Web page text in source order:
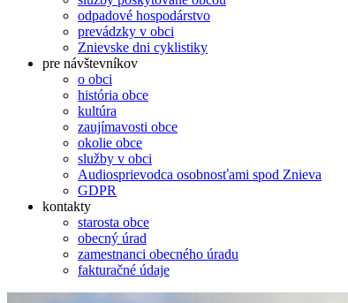
odpadové hospodárstvo
prevádzky v obci
Znievske dni cyklistiky
pre návštevníkov
o obci
história obce
kultúra
zaujímavosti obce
okolie obce
služby v obci
Audiosprievodca osobnosťami spod Znieva
GDPR
kontakty
starosta obce
obecný úrad
zamestnanci obecného úradu
fakturačné údaje